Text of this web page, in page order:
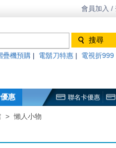
會員加入 /
疊機預購 電鬍刀特惠 電視折999
惠 聯名卡優惠
> 懶人小物